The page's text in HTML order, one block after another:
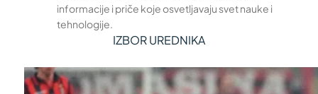
informacije i priče koje osvetljavaju svet nauke i
tehnologije.
IZBOR UREDNIKA